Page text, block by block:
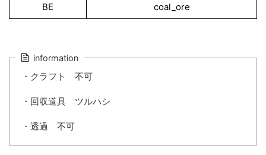
BE coal_ore
information
・クラフト 不可
・回収道具 ツルハシ
・透過 不可